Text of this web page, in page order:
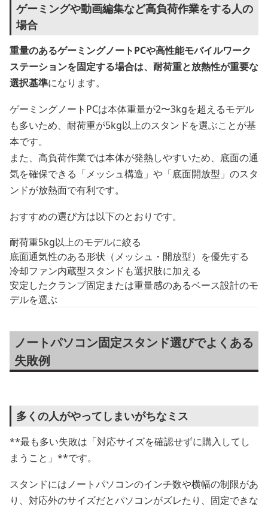
ゲーミングや動画編集など高負荷作業をする人の
場合
重量のあるゲーミングノートPCや高性能モバイルワーク
ステーションを固定する場合は、耐荷重と放熱性が重要な
選択基準になります。
ゲーミングノートPCは本体重量が2〜3kgを超えるモデル
も多いため、耐荷重が5kg以上のスタンドを選ぶことが基
本です。
また、高負荷作業では本体が発熱しやすいため、底面の通
気を確保できる「メッシュ構造」や「底面開放型」のスタ
ンドが放熱面で有利です。
おすすめの選び方は以下のとおりです。
耐荷重5kg以上のモデルに絞る
底面通気性のある形状（メッシュ・開放型）を優先する
冷却ファン内蔵型スタンドも選択肢に加える
安定したクランプ固定または重量感のあるベース設計のモ
デルを選ぶ
ノートパソコン固定スタンド選びでよくある
失敗例
多くの人がやってしまいがちなミス
**最も多い失敗は「対応サイズを確認せずに購入してし
まうこと」**です。
スタンドにはノートパソコンのインチ数や横幅の制限があ
り、対応外のサイズだとパソコンがズレたり、固定できな